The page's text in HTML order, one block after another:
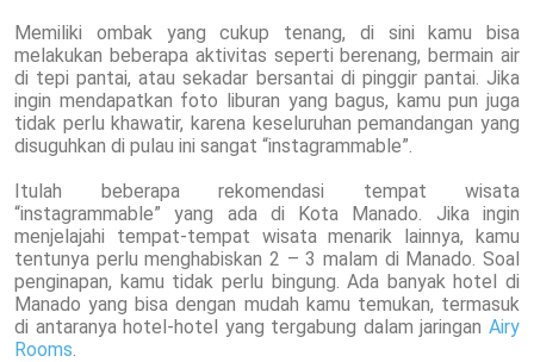
Memiliki ombak yang cukup tenang, di sini kamu bisa
melakukan beberapa aktivitas seperti berenang, bermain air
di tepi pantai, atau sekadar bersantai di pinggir pantai. Jika
ingin mendapatkan foto liburan yang bagus, kamu pun juga
tidak perlu khawatir, karena keseluruhan pemandangan yang
disuguhkan di pulau ini sangat “instagrammable”.
Itulah beberapa rekomendasi tempat wisata
“instagrammable” yang ada di Kota Manado. Jika ingin
menjelajahi tempat-tempat wisata menarik lainnya, kamu
tentunya perlu menghabiskan 2 – 3 malam di Manado. Soal
penginapan, kamu tidak perlu bingung. Ada banyak hotel di
Manado yang bisa dengan mudah kamu temukan, termasuk
di antaranya hotel-hotel yang tergabung dalam jaringan Airy
Rooms